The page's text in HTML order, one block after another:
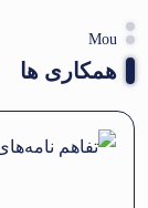
Mou
همکاری ها